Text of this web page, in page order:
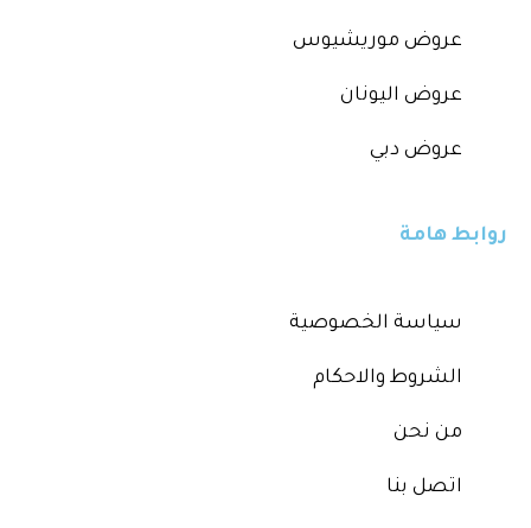
عروض موريشيوس
عروض اليونان
عروض دبي
روابط هامة
سياسة الخصوصية
الشروط والاحكام
من نحن
اتصل بنا